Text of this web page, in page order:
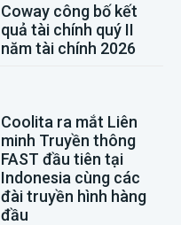
Coway công bố kết
quả tài chính quý II
năm tài chính 2026
Coolita ra mắt Liên
minh Truyền thông
FAST đầu tiên tại
Indonesia cùng các
đài truyền hình hàng
đầu